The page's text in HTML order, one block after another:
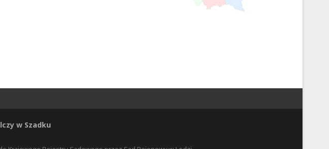
w Szadku